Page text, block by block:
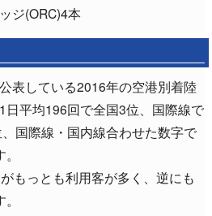
ジ(ORC)4本
表している2016年の空港別着陸
日平均196回で全国3位、国際線で
国際線・国内線合わせた数字で
もっとも利用客が多く、逆にも